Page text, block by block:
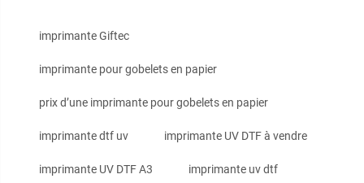
imprimante Giftec
imprimante pour gobelets en papier
prix d’une imprimante pour gobelets en papier
imprimante dtf uv imprimante UV DTF à vendre
imprimante UV DTF A3 imprimante uv dtf